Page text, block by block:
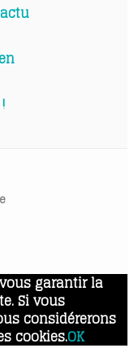
garantir la
Si vous
considérerons
cookies.OK